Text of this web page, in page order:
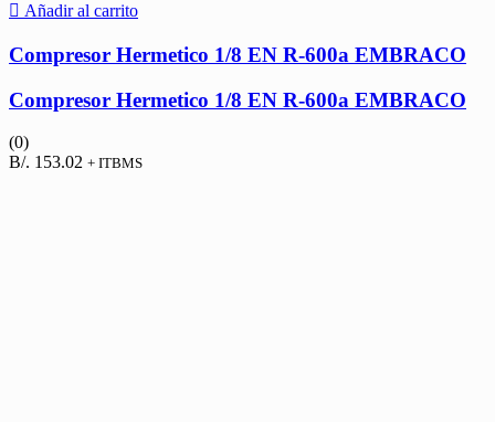
Añadir al carrito
Compresor Hermetico 1/8 EN R-600a EMBRACO
Compresor Hermetico 1/8 EN R-600a EMBRACO
(0)
B/. 153.02 + ITBMS